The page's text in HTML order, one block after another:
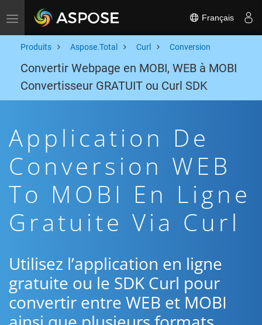
Toggle navigation Français
Produits Aspose.Total Curl Conversion
Convertir Webpage en MOBI, WEB à MOBI
Convertisseur GRATUIT ou Curl SDK
Application De
Conversion WEB
To MOBI En Ligne
Gratuite Via Curl
Utilisez l’application en ligne
gratuite ou le SDK Curl pour
convertir entre WEB et MOBI